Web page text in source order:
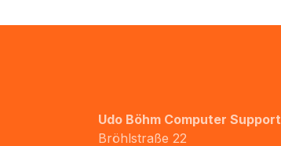
Udo Böhm Computer Support
Bröhlstraße 22